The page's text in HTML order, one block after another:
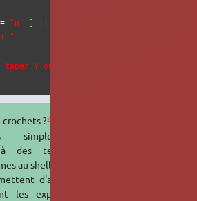
= "n" ] ||
"
Y ou N!! Pas
?2)
simples []
à des tests de
au shell POSIX.
d'avantage
les expressions